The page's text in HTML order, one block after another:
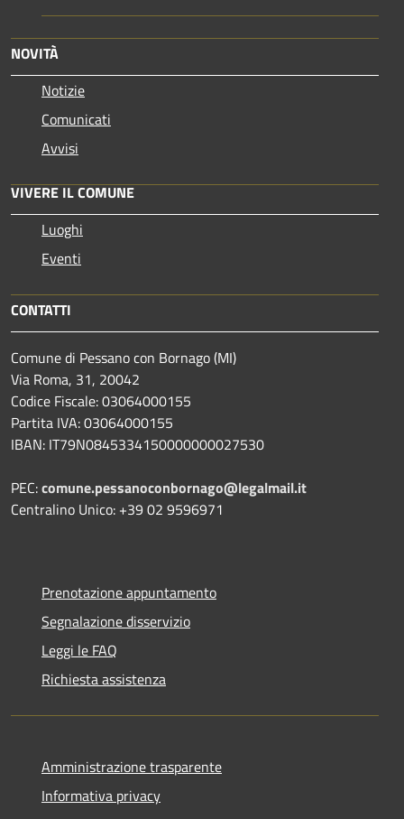
NOVITÀ
Notizie
Comunicati
Avvisi
VIVERE IL COMUNE
Luoghi
Eventi
CONTATTI
Comune di Pessano con Bornago (MI)
Via Roma, 31, 20042
Codice Fiscale: 03064000155
Partita IVA: 03064000155
IBAN: IT79N0845334150000000027530
PEC:comune.pessanoconbornago@legalmail.it
Centralino Unico: +39 02 9596971
Prenotazione appuntamento
Segnalazione disservizio
Leggi le FAQ
Richiesta assistenza
Amministrazione trasparente
Informativa privacy